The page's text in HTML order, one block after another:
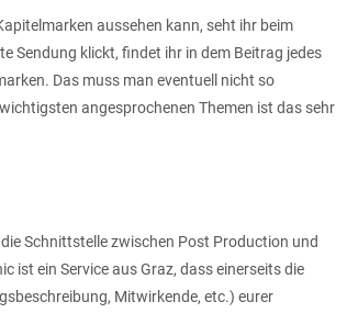
aussehen kann, seht ihr beim
Sendung klickt, findet ihr in dem Beitrag jedes
Das muss man eventuell nicht so
angesprochenen Themen ist das sehr
Schnittstelle zwischen Post Production und
ist ein Service aus Graz, dass einerseits die
Mitwirkende, etc.) eurer